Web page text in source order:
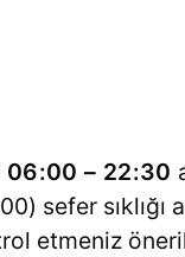
06:00 – 22:30
sefer
etmeniz